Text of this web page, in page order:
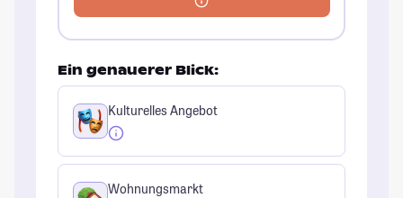
Ein genauerer Blick:
Kulturelles Angebot
Wohnungsmarkt